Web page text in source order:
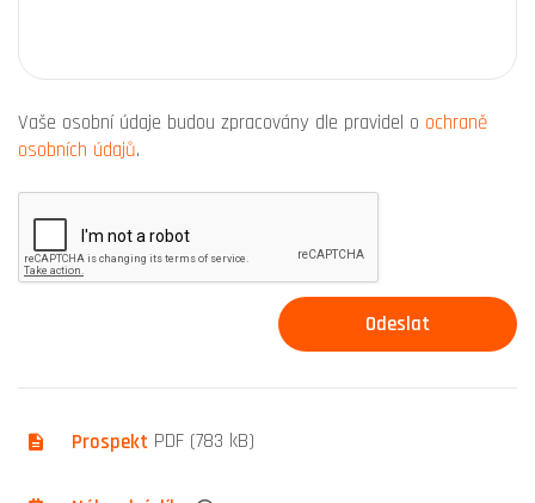
Vaše osobní údaje budou zpracovány dle pravidel o ochraně
osobních údajů.
Prospekt PDF (783 kB)